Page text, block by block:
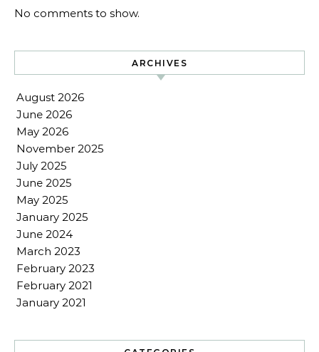
No comments to show.
ARCHIVES
August 2026
June 2026
May 2026
November 2025
July 2025
June 2025
May 2025
January 2025
June 2024
March 2023
February 2023
February 2021
January 2021